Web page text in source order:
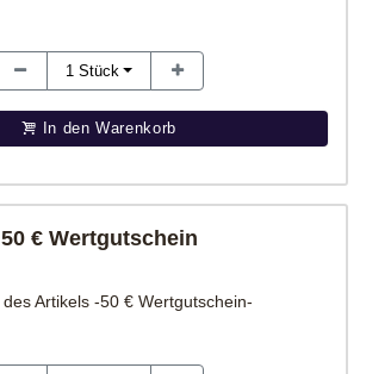
1 Stück
In den Warenkorb
50 € Wertgutschein